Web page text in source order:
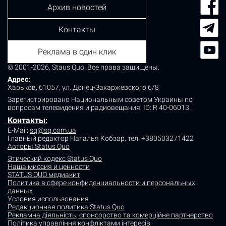
© 2001-2026, Staus Quo. Все права защищены.
Адрес:
Харьков, 61057, ул. Донец-Захаржевского 6/8
Зарегистрировано Национальным советом Украины по
вопросам телевидения и радиовещания. ID: R 40-06013.
Контакты:
E-Mail: sq@sq.com.ua
Главный редактор Наталья Кобзар, тел. +380503271422
Авторы Status Quo
Этический кодекс Status Quo
Наша миссия и ценности
STATUS QUO медиакит
Политика в сфере конфиденциальности и персональных
данных
Условия использования
Редакционная политика Status Quo
Рекламна діяльність, спонсорство та комерційне партнерство
Політика управління конфліктами інтересів
Архив новостей
Контакты
Реклама в один клик